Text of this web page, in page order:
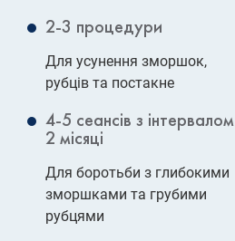
2-3 процедури
Для усунення зморшок,
рубців та постакне
4-5 сеансів з інтервалом
2 місяці
Для боротьби з глибокими
зморшками та грубими
рубцями